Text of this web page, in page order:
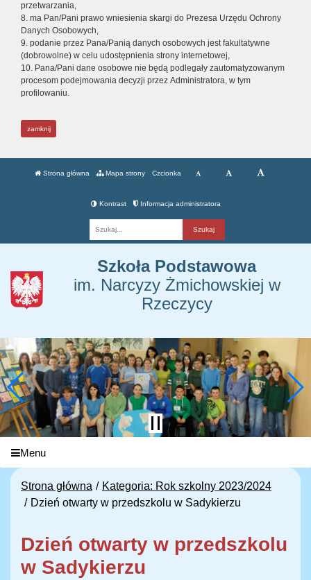
przetwarzania,
8. ma Pan/Pani prawo wniesienia skargi do Prezesa Urzędu Ochrony
Danych Osobowych,
9. podanie przez Pana/Panią danych osobowych jest fakultatywne
(dobrowolne) w celu udostępnienia strony internetowej,
10. Pana/Pani dane osobowe nie będą podlegały zautomatyzowanym
procesom podejmowania decyzji przez Administratora, w tym
profilowaniu.
zamknij
Strona główna Mapa strony Czcionka
Kontrast Informacja administratora
Szkoła Podstawowa
im. Narcyzy Żmichowskiej w
Rzeczycy
Menu
Strona główna
Kategoria: Rok szkolny 2023/2024
Dzień otwarty w przedszkolu w Sadykierzu
Dzień otwarty w przedszkolu
w Sadykierzu